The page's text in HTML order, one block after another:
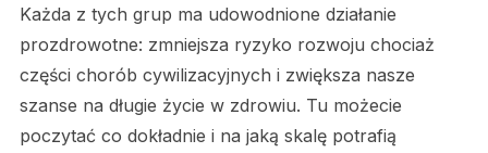
Każda z tych grup ma udowodnione działanie
prozdrowotne: zmniejsza ryzyko rozwoju chociaż
części chorób cywilizacyjnych i zwiększa nasze
szanse na długie życie w zdrowiu. Tu możecie
poczytać co dokładnie i na jaką skalę potrafią